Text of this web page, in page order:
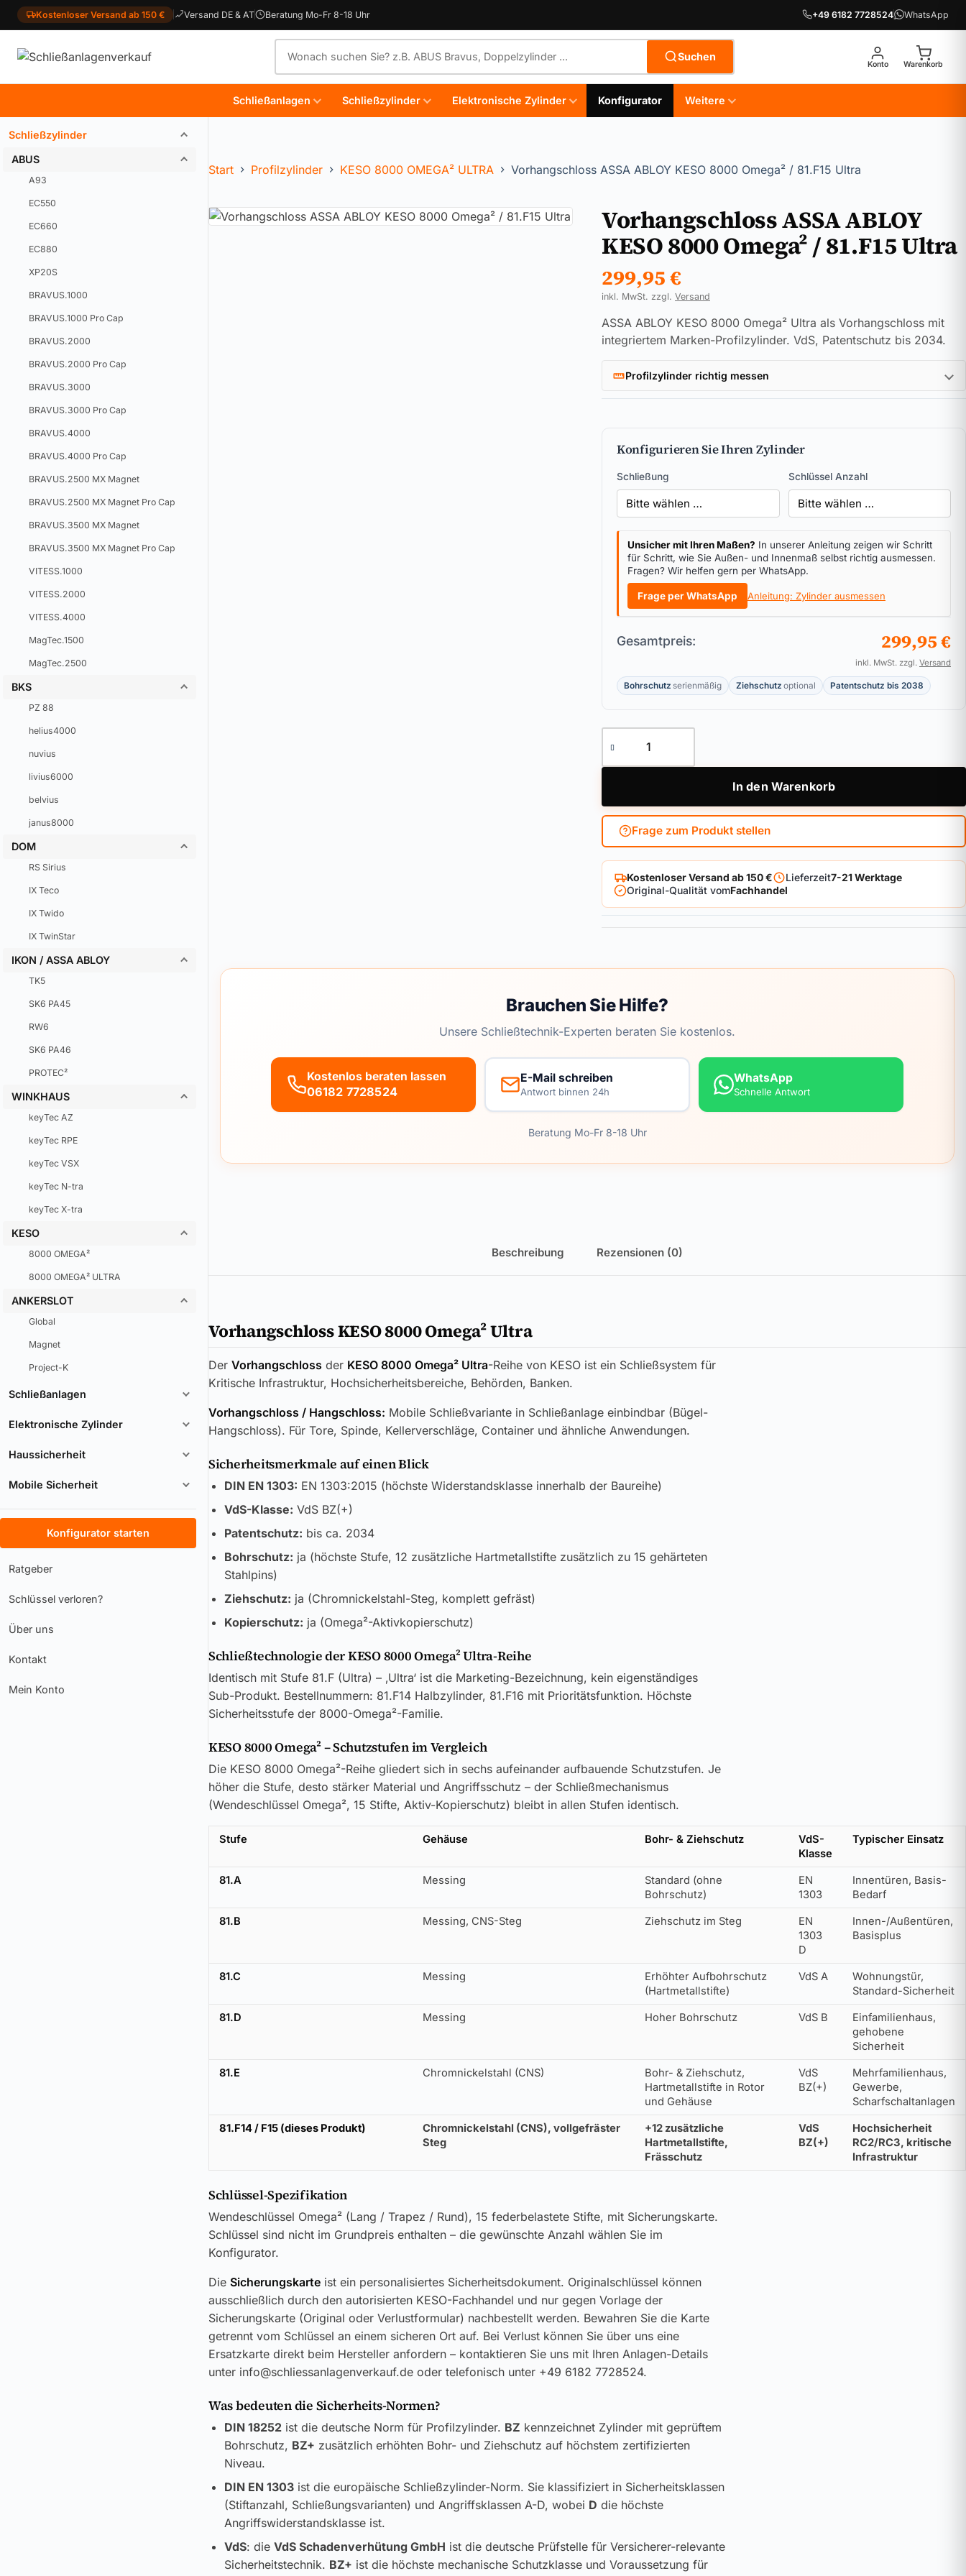
Kostenloser Versand ab 150 € Versand DE & AT Beratung Mo-Fr 8-18 Uhr +49 6182 7728524 WhatsApp
Suchen
Konto Warenkorb
Schließanlagen Schließzylinder Elektronische Zylinder Konfigurator Weitere
Schließzylinder
ABUS
A93
EC550
EC660
EC880
XP20S
BRAVUS.1000
BRAVUS.1000 Pro Cap
BRAVUS.2000
BRAVUS.2000 Pro Cap
BRAVUS.3000
BRAVUS.3000 Pro Cap
BRAVUS.4000
BRAVUS.4000 Pro Cap
BRAVUS.2500 MX Magnet
BRAVUS.2500 MX Magnet Pro Cap
BRAVUS.3500 MX Magnet
BRAVUS.3500 MX Magnet Pro Cap
VITESS.1000
VITESS.2000
VITESS.4000
MagTec.1500
MagTec.2500
BKS
PZ 88
helius4000
nuvius
livius6000
belvius
janus8000
DOM
RS Sirius
IX Teco
IX Twido
IX TwinStar
IKON / ASSA ABLOY
TK5
SK6 PA45
RW6
SK6 PA46
PROTEC²
WINKHAUS
keyTec AZ
keyTec RPE
keyTec VSX
keyTec N-tra
keyTec X-tra
KESO
8000 OMEGA²
8000 OMEGA² ULTRA
ANKERSLOT
Global
Magnet
Project-K
Schließanlagen
Elektronische Zylinder
Haussicherheit
Mobile Sicherheit
Konfigurator starten
Ratgeber
Schlüssel verloren?
Über uns
Kontakt
Mein Konto
Start Profilzylinder KESO 8000 OMEGA² ULTRA Vorhangschloss ASSA ABLOY KESO 8000 Omega² / 81.F15 Ultra
Vorhangschloss ASSA ABLOY
KESO 8000 Omega² / 81.F15 Ultra
299,95€
inkl. MwSt. zzgl. Versand
ASSA ABLOY KESO 8000 Omega² Ultra als Vorhangschloss mit
integriertem Marken-Profilzylinder. VdS, Patentschutz bis 2034.
Profilzylinder richtig messen
Konfigurieren Sie Ihren Zylinder
Schließung Schlüssel Anzahl
Unsicher mit Ihren Maßen? In unserer Anleitung zeigen wir Schritt
für Schritt, wie Sie Außen- und Innenmaß selbst richtig ausmessen.
Fragen? Wir helfen gern per WhatsApp.
Frage per WhatsApp Anleitung: Zylinder ausmessen
Gesamtpreis: 299,95 €
inkl. MwSt. zzgl. Versand
Bohrschutz serienmäßig Ziehschutz optional Patentschutz bis 2038
In den Warenkorb
Frage zum Produkt stellen
Kostenloser Versand ab 150 € Lieferzeit7-21 Werktage
Original-Qualität vomFachhandel
Brauchen Sie Hilfe?
Unsere Schließtechnik-Experten beraten Sie kostenlos.
Kostenlos beraten lassen
06182 7728524
E-Mail schreiben
Antwort binnen 24h
WhatsApp
Schnelle Antwort
Beratung Mo-Fr 8-18 Uhr
Beschreibung Rezensionen (0)
Vorhangschloss KESO 8000 Omega² Ultra
Der Vorhangschloss der KESO 8000 Omega² Ultra-Reihe von KESO ist ein Schließsystem für
Kritische Infrastruktur, Hochsicherheitsbereiche, Behörden, Banken.
Vorhangschloss / Hangschloss: Mobile Schließvariante in Schließanlage einbindbar (Bügel-
Hangschloss). Für Tore, Spinde, Kellerverschläge, Container und ähnliche Anwendungen.
Sicherheitsmerkmale auf einen Blick
DIN EN 1303: EN 1303:2015 (höchste Widerstandsklasse innerhalb der Baureihe)
VdS-Klasse: VdS BZ(+)
Patentschutz: bis ca. 2034
Bohrschutz: ja (höchste Stufe, 12 zusätzliche Hartmetallstifte zusätzlich zu 15 gehärteten
Stahlpins)
Ziehschutz: ja (Chromnickelstahl-Steg, komplett gefräst)
Kopierschutz: ja (Omega²-Aktivkopierschutz)
Schließtechnologie der KESO 8000 Omega² Ultra-Reihe
Identisch mit Stufe 81.F (Ultra) – ‚Ultra‘ ist die Marketing-Bezeichnung, kein eigenständiges
Sub-Produkt. Bestellnummern: 81.F14 Halbzylinder, 81.F16 mit Prioritätsfunktion. Höchste
Sicherheitsstufe der 8000-Omega²-Familie.
KESO 8000 Omega² – Schutzstufen im Vergleich
Die KESO 8000 Omega²-Reihe gliedert sich in sechs aufeinander aufbauende Schutzstufen. Je
höher die Stufe, desto stärker Material und Angriffsschutz – der Schließmechanismus
(Wendeschlüssel Omega², 15 Stifte, Aktiv-Kopierschutz) bleibt in allen Stufen identisch.
Stufe Gehäuse Bohr- & Ziehschutz
VdS-
Klasse
Typischer Einsatz
81.A Messing
Standard (ohne
Bohrschutz)
EN
1303
Innentüren, Basis-
Bedarf
81.B Messing, CNS-Steg Ziehschutz im Steg
EN
1303
D
Innen-/Außentüren,
Basisplus
81.C Messing
Erhöhter Aufbohrschutz
(Hartmetallstifte)
VdS A
Wohnungstür,
Standard-Sicherheit
81.D Messing Hoher Bohrschutz VdS B
Einfamilienhaus,
gehobene
Sicherheit
81.E Chromnickelstahl (CNS)
Bohr- & Ziehschutz,
Hartmetallstifte in Rotor
und Gehäuse
VdS
BZ(+)
Mehrfamilienhaus,
Gewerbe,
Scharfschaltanlagen
81.F14 / F15 (dieses Produkt)
Chromnickelstahl (CNS), vollgefräster
Steg
+12 zusätzliche
Hartmetallstifte,
Frässchutz
VdS
BZ(+)
Hochsicherheit
RC2/RC3, kritische
Infrastruktur
Schlüssel-Spezifikation
Wendeschlüssel Omega² (Lang / Trapez / Rund), 15 federbelastete Stifte, mit Sicherungskarte.
Schlüssel sind nicht im Grundpreis enthalten – die gewünschte Anzahl wählen Sie im
Konfigurator.
Die Sicherungskarte ist ein personalisiertes Sicherheitsdokument. Originalschlüssel können
ausschließlich durch den autorisierten KESO-Fachhandel und nur gegen Vorlage der
Sicherungskarte (Original oder Verlustformular) nachbestellt werden. Bewahren Sie die Karte
getrennt vom Schlüssel an einem sicheren Ort auf. Bei Verlust können Sie über uns eine
Ersatzkarte direkt beim Hersteller anfordern – kontaktieren Sie uns mit Ihren Anlagen-Details
unter info@schliessanlagenverkauf.de oder telefonisch unter +49 6182 7728524.
Was bedeuten die Sicherheits-Normen?
DIN 18252ist die deutsche Norm für Profilzylinder. BZ kennzeichnet Zylinder mit geprüftem
Bohrschutz, BZ+ zusätzlich erhöhten Bohr- und Ziehschutz auf höchstem zertifizierten
Niveau.
DIN EN 1303ist die europäische Schließzylinder-Norm. Sie klassifiziert in Sicherheitsklassen
(Stiftanzahl, Schließungsvarianten) und Angriffsklassen A-D, wobei D die höchste
Angriffswiderstandsklasse ist.
VdS: die VdS Schadenverhütung GmbH ist die deutsche Prüfstelle für Versicherer-relevante
Sicherheitstechnik. BZ+ ist die höchste mechanische Schutzklasse und Voraussetzung für